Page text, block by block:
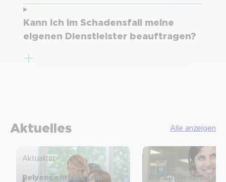
Kann ich im Schadensfall meine
eigenen Dienstleister beauftragen?
Aktuelles Alle anzeigen
Aktualität
Relyens enthüllt sein
Aktualität
Die Zufriedenheit